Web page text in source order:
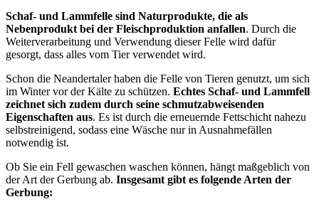
Schaf- und Lammfelle sind Naturprodukte, die als
Nebenprodukt bei der Fleischproduktion anfallen. Durch die
Weiterverarbeitung und Verwendung dieser Felle wird dafür
gesorgt, dass alles vom Tier verwendet wird.
Schon die Neandertaler haben die Felle von Tieren genutzt, um sich
im Winter vor der Kälte zu schützen. Echtes Schaf- und Lammfell
zeichnet sich zudem durch seine schmutzabweisenden
Eigenschaften aus. Es ist durch die erneuernde Fettschicht nahezu
selbstreinigend, sodass eine Wäsche nur in Ausnahmefällen
notwendig ist.
Ob Sie ein Fell gewaschen waschen können, hängt maßgeblich von
der Art der Gerbung ab. Insgesamt gibt es folgende Arten der
Gerbung: